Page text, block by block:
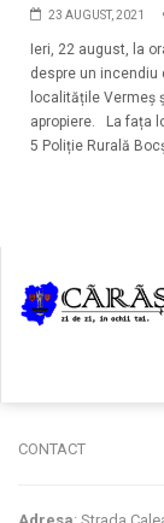
23 AUGUST, 2021
Ieri, 22 august, la
despre un
localitățile Vermeș
apropiere. La fața
5 Poliție Rurală
CONTACT